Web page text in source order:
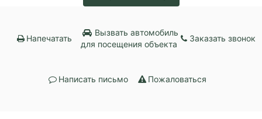
Напечатать
Вызвать автомобиль
для посещения объекта
Заказать звонок
Написать письмо Пожаловаться